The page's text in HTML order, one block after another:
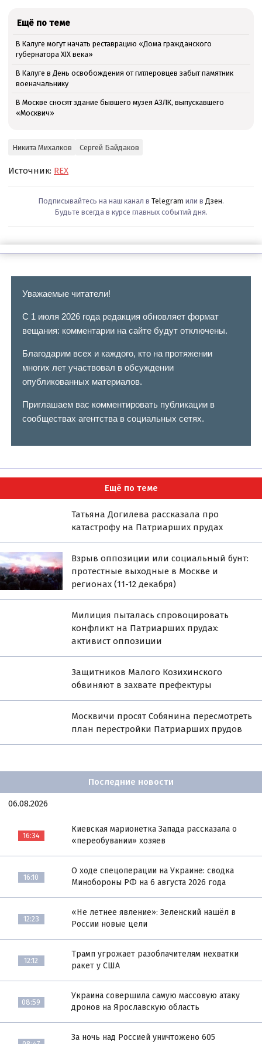
Ещё по теме
В Калуге могут начать реставрацию «Дома гражданского
губернатора XIX века»
В Калуге в День освобождения от гитлеровцев забыт памятник
военачальнику
В Москве сносят здание бывшего музея АЗЛК, выпускавшего
«Москвич»
Никита Михалков Сергей Байдаков
Источник: REX
Подписывайтесь на наш канал в Telegram или в Дзен.
Будьте всегда в курсе главных событий дня.
Уважаемые читатели!
С 1 июля 2026 года редакция обновляет формат
вещания: комментарии на сайте будут отключены.
Благодарим всех и каждого, кто на протяжении
многих лет участвовал в обсуждении
опубликованных материалов.
Приглашаем вас комментировать публикации в
сообществах агентства в социальных сетях.
Ещё по теме
Татьяна Догилева рассказала про
катастрофу на Патриарших прудах
Взрыв оппозиции или социальный бунт:
протестные выходные в Москве и
регионах (11-12 декабря)
Милиция пыталась спровоцировать
конфликт на Патриарших прудах:
активист оппозиции
Защитников Малого Козихинского
обвиняют в захвате префектуры
Москвичи просят Собянина пересмотреть
план перестройки Патриарших прудов
Последние новости
06.08.2026
16:34
Киевская марионетка Запада рассказала о
«переобувании» хозяев
16:10
О ходе спецоперации на Украине: сводка
Минобороны РФ на 6 августа 2026 года
12:23
«Не летнее явление»: Зеленский нашёл в
России новые цели
12:12
Трамп угрожает разоблачителям нехватки
ракет у США
08:59
Украина совершила самую массовую атаку
дронов на Ярославскую область
За ночь над Россией уничтожено 605